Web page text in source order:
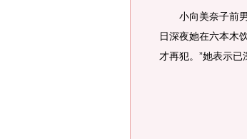
小向美奈子前男
日深夜她在六本木
才再犯。”她表示已